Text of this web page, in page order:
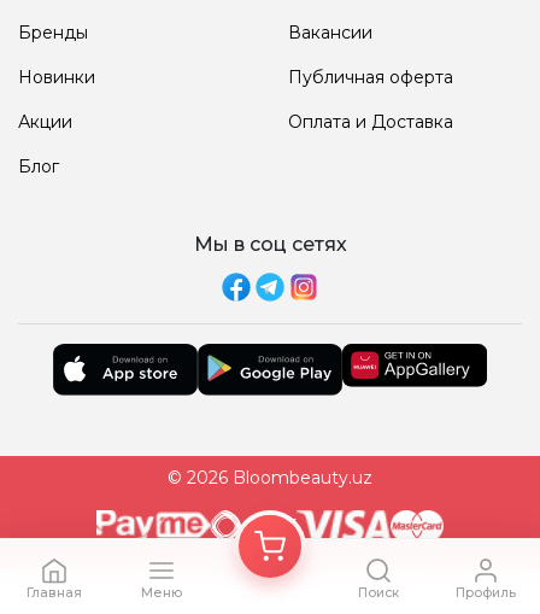
Бренды
Новинки
Акции
Блог
Вакансии
Публичная оферта
Оплата и Доставка
Мы в соц сетях
© 2026 Bloombeauty.uz
Главная Меню Поиск Профиль